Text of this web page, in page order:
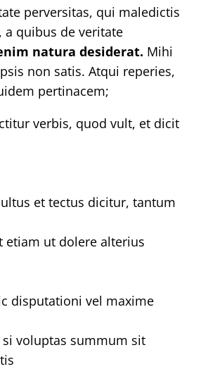
perversitas, qui maledictis
a quibus de veritate
natura desiderat. Mihi
non satis. Atqui reperies,
pertinacem;
verbis, quod vult, et dicit
et tectus dicitur, tantum
etiam ut dolere alterius
disputationi vel maxime
voluptas summum sit